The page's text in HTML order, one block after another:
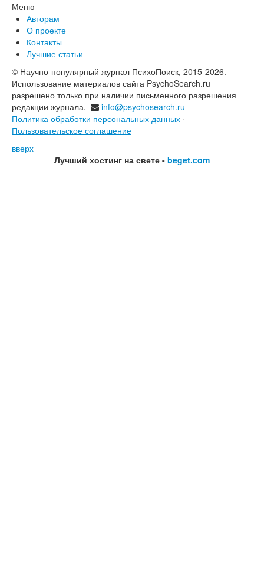
Меню
Авторам
О проекте
Контакты
Лучшие статьи
© Научно-популярный журнал ПсихоПоиск, 2015-2026.
Использование материалов сайта PsychoSearch.ru
разрешено только при наличии письменного разрешения
редакции журнала.
info@psychosearch.ru
Политика обработки персональных данных ·
Пользовательское соглашение
вверх
Лучший хостинг на свете - beget.com